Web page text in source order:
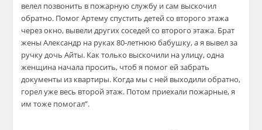
велел позвонить в пожарную службу и сам выскочил
обратно. Помог Артему спустить детей со второго этажа
через окно, вывели других соседей со второго этажа. Брат
жены Александр на руках 80-летнюю бабушку, а я вывел за
ручку дочь Айты. Как только выскочили на улицу, одна
женщина начала просить, чтоб я помог ей забрать
документы из квартиры. Когда мы с ней выходили обратно,
горел уже весь второй этаж. Потом приехали пожарные, я
им тоже помогал”.